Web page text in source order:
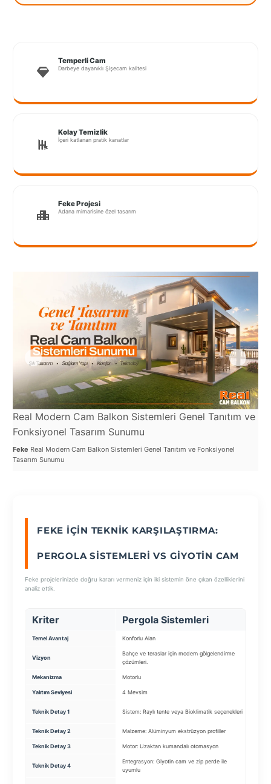
Temperli Cam
Darbeye dayanıklı Şişecam kalitesi
Kolay Temizlik
İçeri katlanan pratik kanatlar
Feke Projesi
Adana mimarisine özel tasarım
Real Modern Cam Balkon Sistemleri Genel Tanıtım ve
Fonksiyonel Tasarım Sunumu
Feke Real Modern Cam Balkon Sistemleri Genel Tanıtım ve Fonksiyonel
Tasarım Sunumu
FEKE İÇIN TEKNIK KARŞILAŞTIRMA:
PERGOLA SISTEMLERI VS GIYOTIN CAM
Feke projelerinizde doğru kararı vermeniz için iki sistemin öne çıkan özelliklerini
analiz ettik.
Kriter Pergola Sistemleri
Temel Avantaj Konforlu Alan
Vizyon
Bahçe ve teraslar için modern gölgelendirme
çözümleri.
Mekanizma Motorlu
Yalıtım Seviyesi 4 Mevsim
Teknik Detay 1 Sistem: Raylı tente veya Bioklimatik seçenekleri
Teknik Detay 2 Malzeme: Alüminyum ekstrüzyon profiller
Teknik Detay 3 Motor: Uzaktan kumandalı otomasyon
Teknik Detay 4
Entegrasyon: Giyotin cam ve zip perde ile
uyumlu
Anadolu
İzmir
Lubrza
Manisa
Muş
Port
Sakarya
Sarajevo
Sivas
switzerland
Tilburg
Van
Yalova
SEÇ